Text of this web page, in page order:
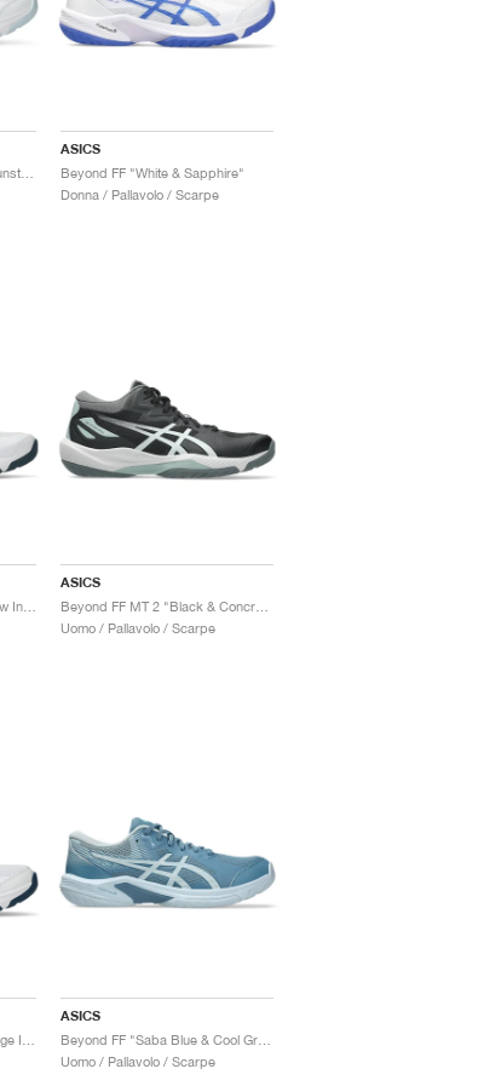
Beyond FF "White & Bright Sunstone"
ASICS
Beyond FF "White & Sapphire"
Donna / Pallavolo / Scarpe
Beyond FF MT 2 "White & Raw Indigo"
ASICS
Uomo / Pallavolo / Scarpe
ASICS
Uomo / Pallavolo / Scarpe